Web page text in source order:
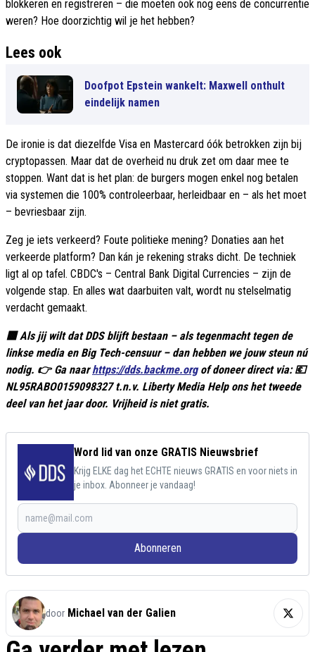
blokkeren en registreren – die moeten ook nog eens de concurrentie
weren? Hoe doorzichtig wil je het hebben?
Lees ook
Doofpot Epstein wankelt: Maxwell onthult
eindelijk namen
De ironie is dat diezelfde Visa en Mastercard óók betrokken zijn bij
cryptopassen. Maar dat de overheid nu druk zet om daar mee te
stoppen. Want dat is het plan: de burgers mogen enkel nog betalen
via systemen die 100% controleerbaar, herleidbaar en – als het moet
– bevriesbaar zijn.
Zeg je iets verkeerd? Foute politieke mening? Donaties aan het
verkeerde platform? Dan kán je rekening straks dicht. De techniek
ligt al op tafel. CBDC's – Central Bank Digital Currencies – zijn de
volgende stap. En alles wat daarbuiten valt, wordt nu stelselmatig
verdacht gemaakt.
🟥 Als jij wilt dat DDS blijft bestaan – als tegenmacht tegen de
linkse media en Big Tech-censuur – dan hebben we jouw steun nú
nodig. 👉 Ga naarhttps://dds.backme.orgof doneer direct via: 💶
NL95RABO0159098327 t.n.v. Liberty Media Help ons het tweede
deel van het jaar door. Vrijheid is niet gratis.
Word lid van onze GRATIS Nieuwsbrief
Krijg ELKE dag het ECHTE nieuws GRATIS en voor niets in
je inbox. Abonneer je vandaag!
Abonneren
door Michael van der Galien